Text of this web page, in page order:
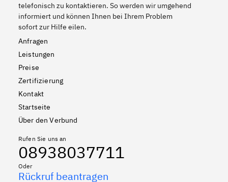
telefonisch zu kontaktieren. So werden wir umgehend
informiert und können Ihnen bei Ihrem Problem
sofort zur Hilfe eilen.
Anfragen
Leistungen
Preise
Zertifizierung
Kontakt
Startseite
Über den Verbund
Rufen Sie uns an
08938037711
Oder
Rückruf beantragen